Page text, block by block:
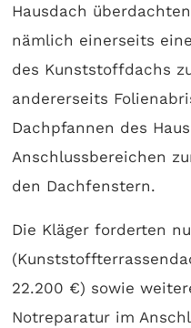
Hausdach
nämlich einerseits
des Kunststoffdachs
andererseits
Dachpfannen des
Anschlussbereichen
den Dachfenstern.
Die Kläger forderten
22.200 €) sowie
Notreparatur im